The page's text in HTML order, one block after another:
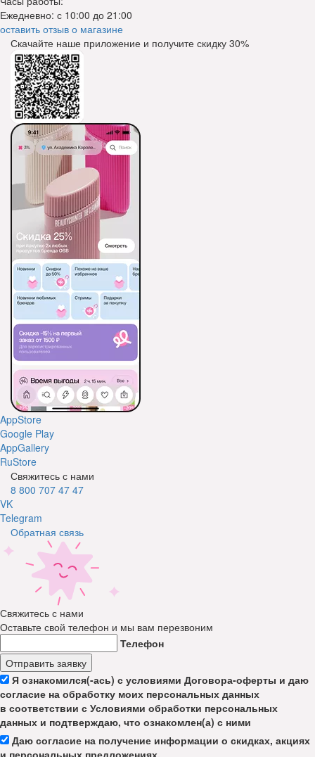
Ежедневно: с 10:00 до 21:00
оставить отзыв о магазине
Скачайте наше приложение и получите скидку 30%
AppStore
Google Play
AppGallery
RuStore
Свяжитесь с нами
8 800 707 47 47
VK
Telegram
Обратная связь
Свяжитесь с нами
Оставьте свой телефон и мы вам перезвоним
Телефон
Отправить заявку
Я ознакомился(-ась) с условиями Договора-оферты и даю
согласие на обработку моих персональных данных
в соответствии с Условиями обработки персональных
данных и подтверждаю, что ознакомлен(а) с ними
Даю согласие на получение информации о скидках, акциях
и персональных предложениях.